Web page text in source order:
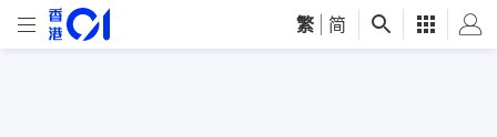
繁 简